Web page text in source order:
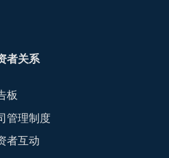
者关系
板
管理制度
者互动